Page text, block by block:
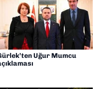
Uğur Mumcu